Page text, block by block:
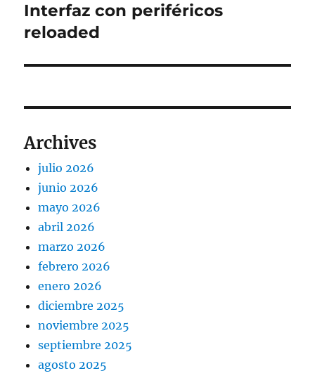
Interfaz con periféricos
reloaded
Archives
julio 2026
junio 2026
mayo 2026
abril 2026
marzo 2026
febrero 2026
enero 2026
diciembre 2025
noviembre 2025
septiembre 2025
agosto 2025